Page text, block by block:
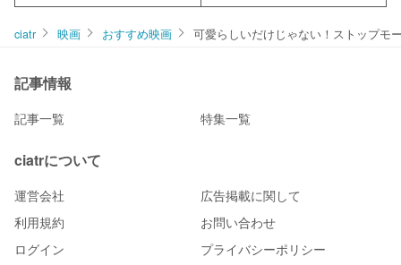
ciatr 映画 おすすめ映画 可愛らしいだけじゃない！ストップモ
記事情報
記事一覧 特集一覧
ciatrについて
運営会社
広告掲載に関して
利用規約
お問い合わせ
ログイン
プライバシーポリシー